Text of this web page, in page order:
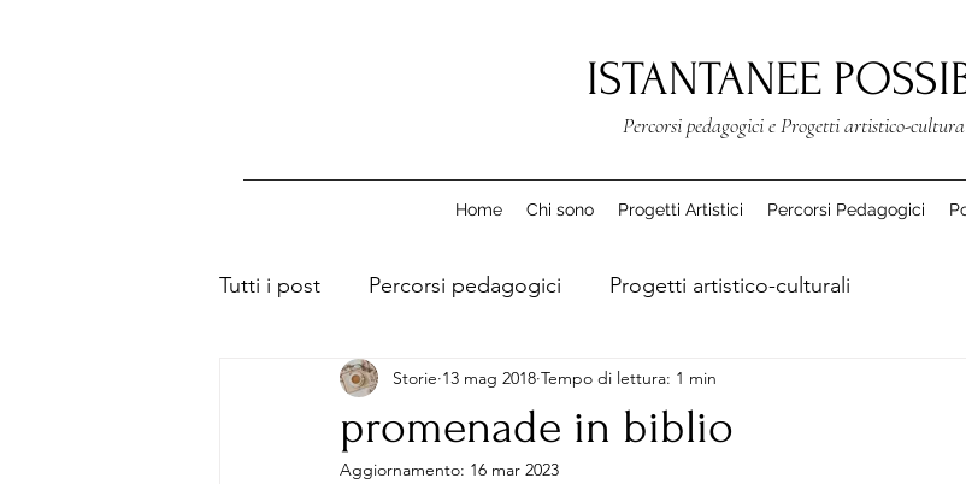
ISTANTANEE
Percorsi pedagogici e Progetti artistico-
Home Chi sono Progetti Artistici Percorsi Pedagogici
Tutti i post Percorsi pedagogici Progetti artistico-culturali
promenade in biblio
Storie 13 mag 2018 Tempo di lettura: 1 min
Aggiornamento: 16 mar 2023